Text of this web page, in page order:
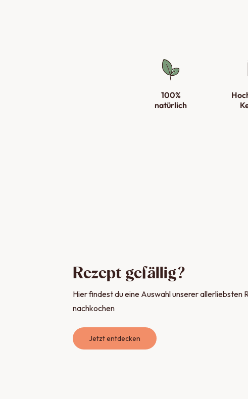
100%
natürlich
Rezept gefällig?
Hier findest du eine Auswahl unserer allerliebsten
nachkochen
Jetzt entdecken